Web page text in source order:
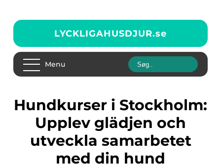
LYCKLIGAHUSDJUR.se
Menu
Hundkurser i Stockholm:
Upplev glädjen och
utveckla samarbetet
med din hund